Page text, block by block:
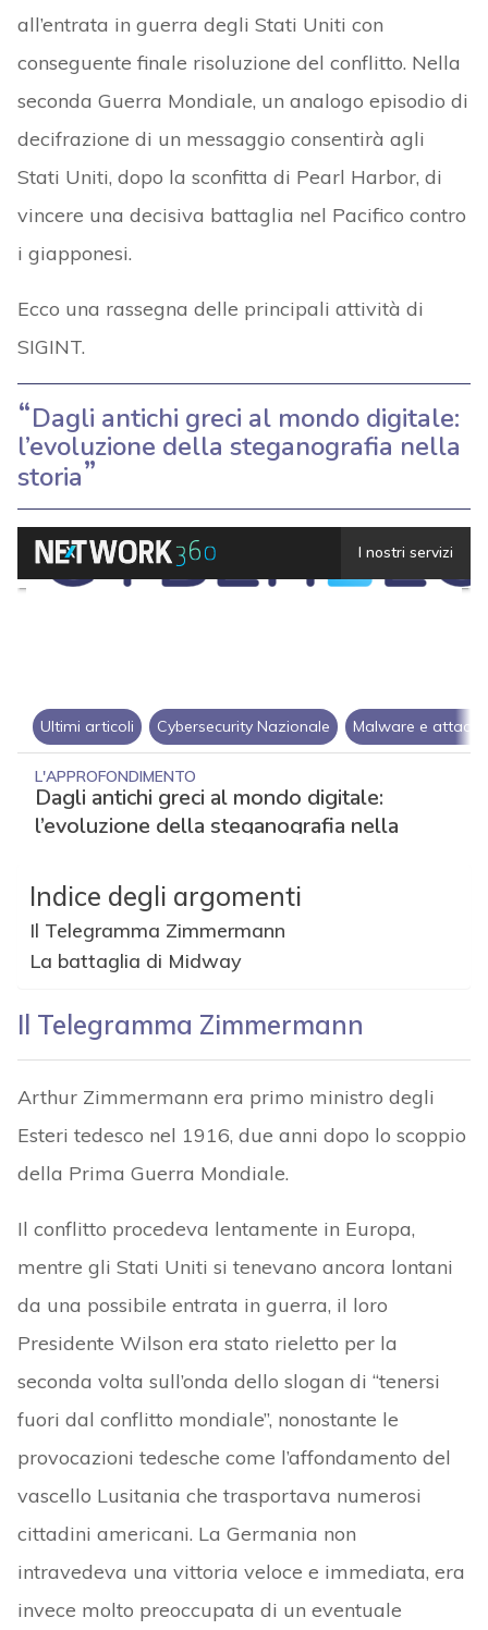
all’entrata in guerra degli Stati Uniti con
conseguente finale risoluzione del conflitto. Nella
seconda Guerra Mondiale, un analogo episodio di
decifrazione di un messaggio consentirà agli
Stati Uniti, dopo la sconfitta di Pearl Harbor, di
vincere una decisiva battaglia nel Pacifico contro
i giapponesi.
Ecco una rassegna delle principali attività di
SIGINT.
Dagli antichi greci al mondo digitale:
l’evoluzione della steganografia nella
storia
Indice degli argomenti
Il Telegramma Zimmermann
La battaglia di Midway
Il Telegramma Zimmermann
Arthur Zimmermann era primo ministro degli
Esteri tedesco nel 1916, due anni dopo lo scoppio
della Prima Guerra Mondiale.
Il conflitto procedeva lentamente in Europa,
mentre gli Stati Uniti si tenevano ancora lontani
da una possibile entrata in guerra, il loro
Presidente Wilson era stato rieletto per la
seconda volta sull’onda dello slogan di “tenersi
fuori dal conflitto mondiale”, nonostante le
provocazioni tedesche come l’affondamento del
vascello Lusitania che trasportava numerosi
cittadini americani. La Germania non
intravedeva una vittoria veloce e immediata, era
invece molto preoccupata di un eventuale